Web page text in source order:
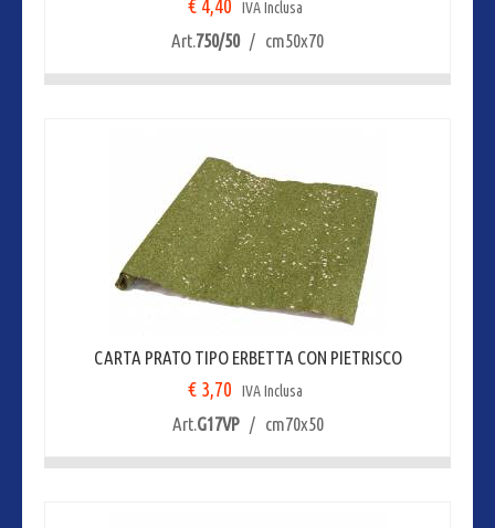
€ 4,40 IVA Inclusa
Art.750/50/ cm50x70
CARTA PRATO TIPO ERBETTA CON PIETRISCO
€ 3,70 IVA Inclusa
Art.G17VP/ cm70x50